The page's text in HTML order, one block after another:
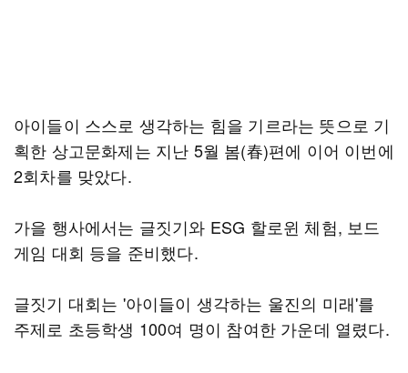
아이들이 스스로 생각하는 힘을 기르라는 뜻으로 기
획한 상고문화제는 지난 5월 봄(春)편에 이어 이번에
2회차를 맞았다.
가을 행사에서는 글짓기와 ESG 할로윈 체험, 보드
게임 대회 등을 준비했다.
글짓기 대회는 '아이들이 생각하는 울진의 미래'를
주제로 초등학생 100여 명이 참여한 가운데 열렸다.